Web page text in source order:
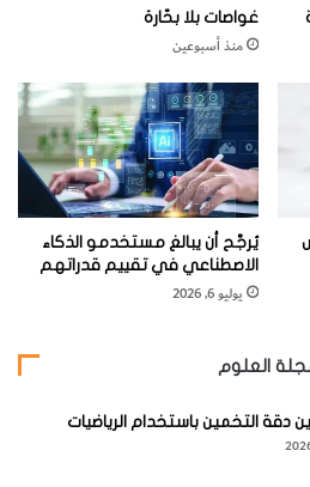
غواصات بلا بحّارة
منذ أسبوعين
يُرجَّح أن يبالغ مستخدمو الذكاء
الاصطناعي في تقييم قدراتهم
يوليو 6, 2026
العلوم
دقة التخمين باستخدام الرياضيات